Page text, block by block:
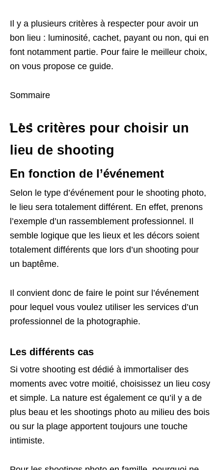
Il y a plusieurs critères à respecter pour avoir un
bon lieu : luminosité, cachet, payant ou non, qui en
font notamment partie. Pour faire le meilleur choix,
on vous propose ce guide.
Sommaire
Les critères pour choisir un
lieu de shooting
En fonction de l’événement
Selon le type d’événement pour le shooting photo,
le lieu sera totalement différent. En effet, prenons
l’exemple d’un rassemblement professionnel. Il
semble logique que les lieux et les décors soient
totalement différents que lors d’un shooting pour
un baptême.
Il convient donc de faire le point sur l’événement
pour lequel vous voulez utiliser les services d’un
professionnel de la photographie.
Les différents cas
Si votre shooting est dédié à immortaliser des
moments avec votre moitié, choisissez un lieu cosy
et simple. La nature est également ce qu’il y a de
plus beau et les shootings photo au milieu des bois
ou sur la plage apportent toujours une touche
intimiste.